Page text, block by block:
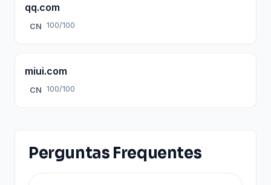
qq.com
CN 100/100
miui.com
CN 100/100
Perguntas Frequentes